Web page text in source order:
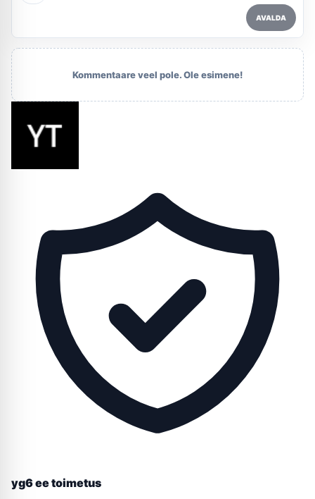
AVALDA
Kommentaare veel pole. Ole esimene!
yg6 ee toimetus